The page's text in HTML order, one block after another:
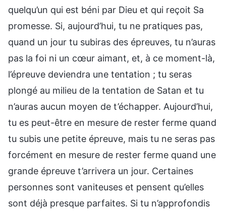
quelqu’un qui est béni par Dieu et qui reçoit Sa
promesse. Si, aujourd’hui, tu ne pratiques pas,
quand un jour tu subiras des épreuves, tu n’auras
pas la foi ni un cœur aimant, et, à ce moment-là,
l’épreuve deviendra une tentation ; tu seras
plongé au milieu de la tentation de Satan et tu
n’auras aucun moyen de t’échapper. Aujourd’hui,
tu es peut-être en mesure de rester ferme quand
tu subis une petite épreuve, mais tu ne seras pas
forcément en mesure de rester ferme quand une
grande épreuve t’arrivera un jour. Certaines
personnes sont vaniteuses et pensent qu’elles
sont déjà presque parfaites. Si tu n’approfondis